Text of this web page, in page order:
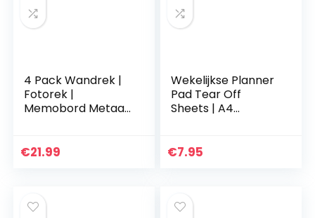
4 Pack Wandrek |
Fotorek |
Memobord Metaal
Fotolijst | Voor
€21.99
Wekelijkse Planner
Pad Tear Off
Sheets | A4
wekelijkse
€7.95